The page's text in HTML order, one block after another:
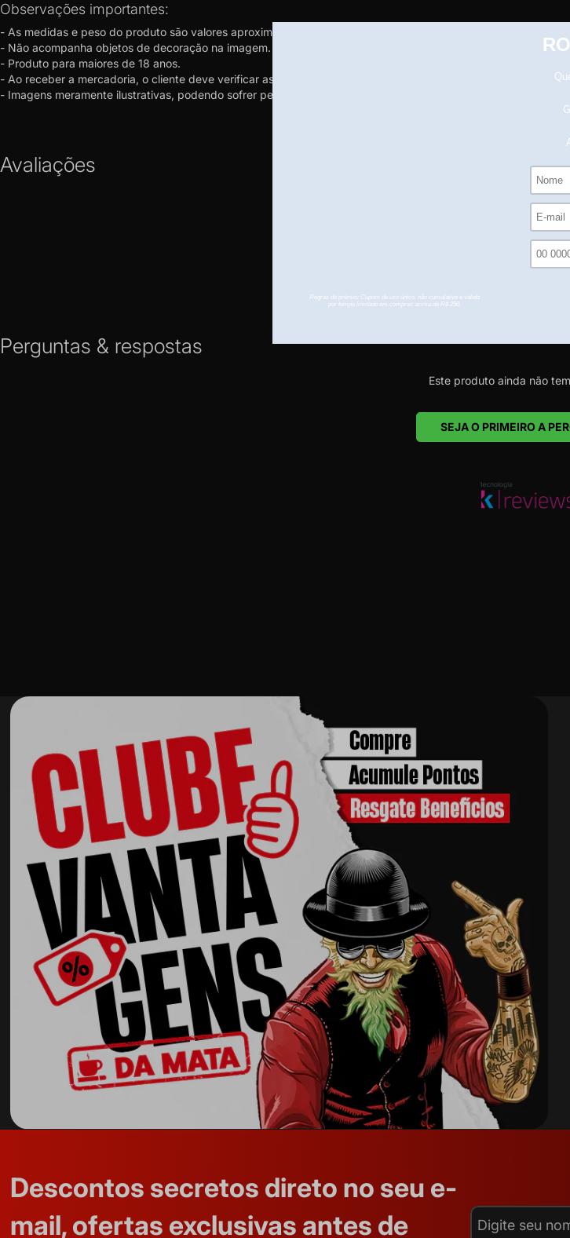
Observações importantes:
- As medidas e peso do produto são valores aproximados.
- Não acompanha objetos de decoração na imagem.
- Produto para maiores de 18 anos.
- Ao receber a mercadoria, o cliente deve verificar as condições da embalagem, caso haja alguma avaria não
- Imagens meramente ilustrativas, podendo sofrer pequenas alterações na coloração.
Avaliações
Este produto ainda não
SEJA O PRIMEIRO A
Perguntas & respostas
Este produto ainda não
SEJA O PRIMEIRO A
Descontos secretos direto no seu e-
mail, ofertas exclusivas antes de